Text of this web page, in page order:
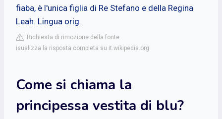
fiaba, è l'unica figlia di Re Stefano e della Regina
Leah. Lingua orig.
Richiesta di rimozione della fonte
isualizza la risposta completa su it.wikipedia.org
Come si chiama la
principessa vestita di blu?